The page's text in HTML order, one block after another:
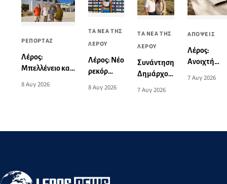
ΡΕΠΟΡΤΑΖ
Λέρος:
Μπελλένειο και
αλλάζουν όψη
8 Αυγ 2026
ΤΑ ΝΕΑ ΤΗΣ
ΛΕΡΟΥ
Λέρος: Νέο
ρεκόρ
Αιγαίου
8 Αυγ 2026
ΤΑ ΝΕΑ ΤΗΣ
ΛΕΡΟΥ
Συνάντηση
Δημάρχου
7 Αυγ 2026
ΑΠΟΨΕΙΣ
Λέρος:
Ανοιχτή
σχετικά με
7 Αυγ 2026